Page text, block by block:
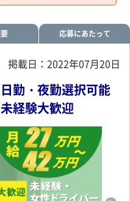
応募にあたって
掲載日：2022年07月20日
勤・夜勤選択可能
経験大歓迎